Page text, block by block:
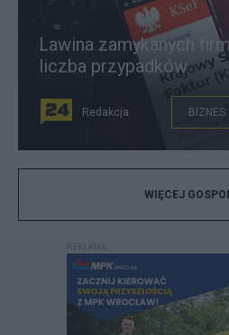
Lawina zamykanych
liczba przypadków
Redakcja BIZNES
WIĘCEJ